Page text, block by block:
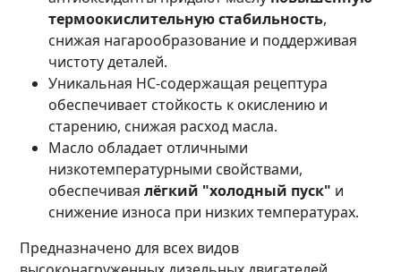
термоокислительную стабильность,
снижая нагарообразование и поддерживая
чистоту деталей.
Уникальная HC-содержащая рецептура
обеспечивает стойкость к окислению и
старению, снижая расход масла.
Масло обладает отличными
низкотемпературными свойствами,
обеспечивая лёгкий "холодный пуск" и
снижение износа при низких температурах.
Предназначено для всех видов